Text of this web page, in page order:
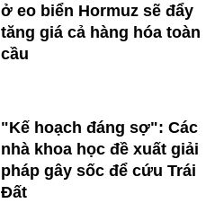
ở eo biển Hormuz sẽ đẩy
tăng giá cả hàng hóa toàn
cầu
"Kế hoạch đáng sợ": Các
nhà khoa học đề xuất giải
pháp gây sốc để cứu Trái
Đất